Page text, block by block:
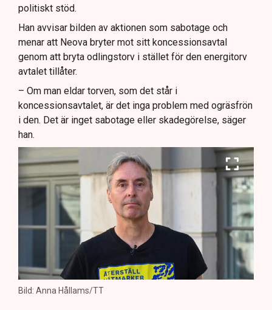
politiskt stöd.
Han avvisar bilden av aktionen som sabotage och
menar att Neova bryter mot sitt koncessionsavtal
genom att bryta odlingstorv i stället för den energitorv
avtalet tillåter.
– Om man eldar torven, som det står i
koncessionsavtalet, är det inga problem med ogräsfrön
i den. Det är inget sabotage eller skadegörelse, säger
han.
Bild: Anna Hållams/TT